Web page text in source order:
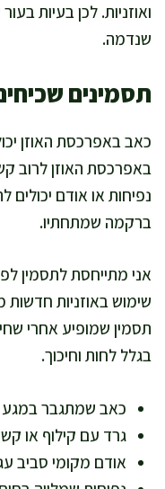
ואוזניות. לכן בעיות
שנדמה.
תסמינים
כאב באפרכסת האוזן
באפרכסת האוזן לרוב
נפיחות או אודם
ברקמה שמתחתיו.
אני מתייחסת לתסמין
שימוש באוזניות חדשות
תסמין שמופיע אחרי
בגלל לחות וחיכוך.
כאב שמתגבר במגע
גרד עם קילוף או
אודם מקומי סביב